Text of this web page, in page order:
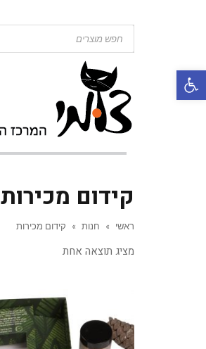
פתח סרגל נגישות
קידום מכירות
ראשי » חנות » קידום מכירות
מציג תוצאה אחת